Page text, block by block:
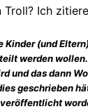
Troll? Ich
Kinder (und
werden
und das dann
geschrieben